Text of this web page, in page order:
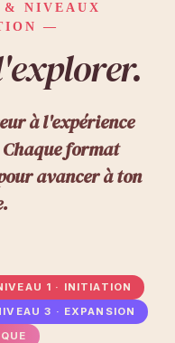
NIVEAUX
—
à l'expérience
format
avancer à ton
1 · INITIATION
3 · EXPANSION